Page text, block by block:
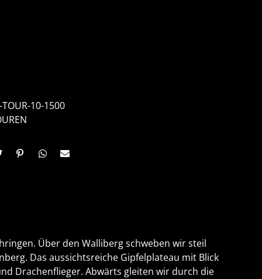
10-1500
Über den Walliberg schweben wir steil
Das aussichtsreiche Gipfelplateau mit Blick
Drachenflieger. Abwärts gleiten wir durch die